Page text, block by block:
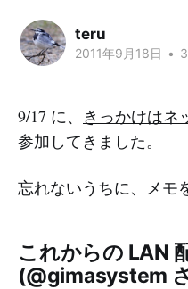
teru
2011年9月18日 •
9/17 に、 きっかけはネ
参加してきました。
忘れないうちに、メモ
これからの LAN
(@gimasystem